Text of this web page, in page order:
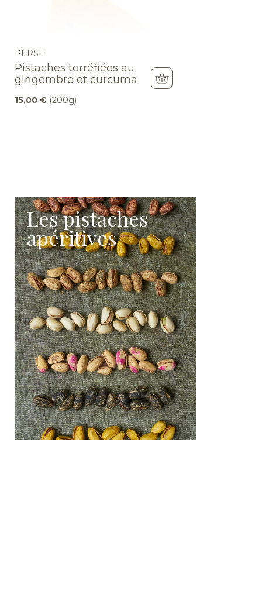
PERSE
Pistaches torréfiées au
gingembre et curcuma
15,00 € (200g)
Les pistaches
apéritives